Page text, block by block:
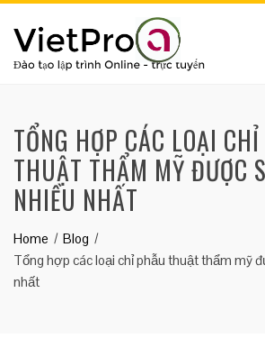
content
TỔNG HỢP CÁC LOẠI
THUẬT THẨM MỸ ĐƯỢC
NHIỀU NHẤT
Home
Blog
Tổng hợp các loại chỉ phẫu thuật thẩm mỹ
nhất